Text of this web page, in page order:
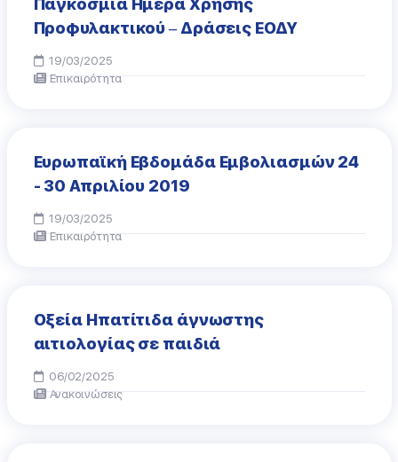
Προφυλακτικού – Δράσεις ΕΟΔΥ
19/03/2025
Επικαιρότητα
Ευρωπαϊκή Εβδομάδα Εμβολιασμών 24
- 30 Απριλίου 2019
19/03/2025
Επικαιρότητα
Οξεία Ηπατίτιδα άγνωστης
αιτιολογίας σε παιδιά
06/02/2025
Ανακοινώσεις